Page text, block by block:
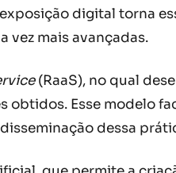
digital torna
vez mais avançadas.
(RaaS), no qual
obtidos. Esse modelo
dessa